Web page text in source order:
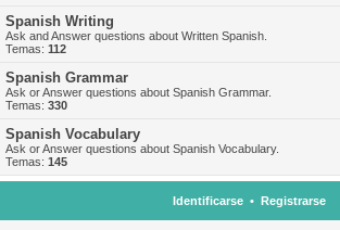
Spanish Writing
Ask and Answer questions about Written Spanish.
Temas: 112
Spanish Grammar
Ask or Answer questions about Spanish Grammar.
Temas: 330
Spanish Vocabulary
Ask or Answer questions about Spanish Vocabulary.
Temas: 145
Identificarse• Registrarse